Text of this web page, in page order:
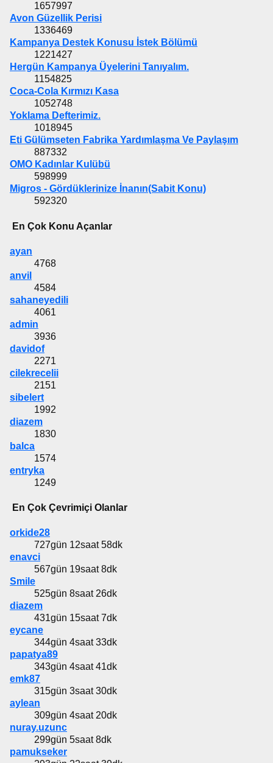
1657997
Avon Güzellik Perisi
1336469
Kampanya Destek Konusu İstek Bölümü
1221427
Hergün Kampanya Üyelerini Tanıyalım.
1154825
Coca-Cola Kırmızı Kasa
1052748
Yoklama Defterimiz.
1018945
Eti Gülümseten Fabrika Yardımlaşma Ve Paylaşım
887332
OMO Kadınlar Kulübü
598999
Migros - Gördüklerinize İnanın(Sabit Konu)
592320
En Çok Konu Açanlar
ayan
4768
anvil
4584
sahaneyedili
4061
admin
3936
davidof
2271
cilekrecelii
2151
sibelert
1992
diazem
1830
balca
1574
entryka
1249
En Çok Çevrimiçi Olanlar
orkide28
727gün 12saat 58dk
enavci
567gün 19saat 8dk
Smile
525gün 8saat 26dk
diazem
431gün 15saat 7dk
eycane
344gün 4saat 33dk
papatya89
343gün 4saat 41dk
emk87
315gün 3saat 30dk
aylean
309gün 4saat 20dk
nuray.uzunc
299gün 5saat 8dk
pamukseker